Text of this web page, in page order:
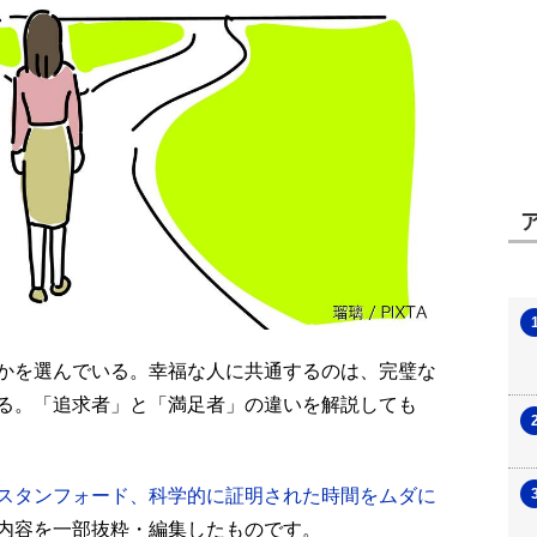
選んでいる。 幸福な人に共通するのは、完璧な
。「追求者」と「満足者」の違いを解説しても
タンフォード、科学的に証明された時間をムダに
容を一部抜粋・編集したものです。